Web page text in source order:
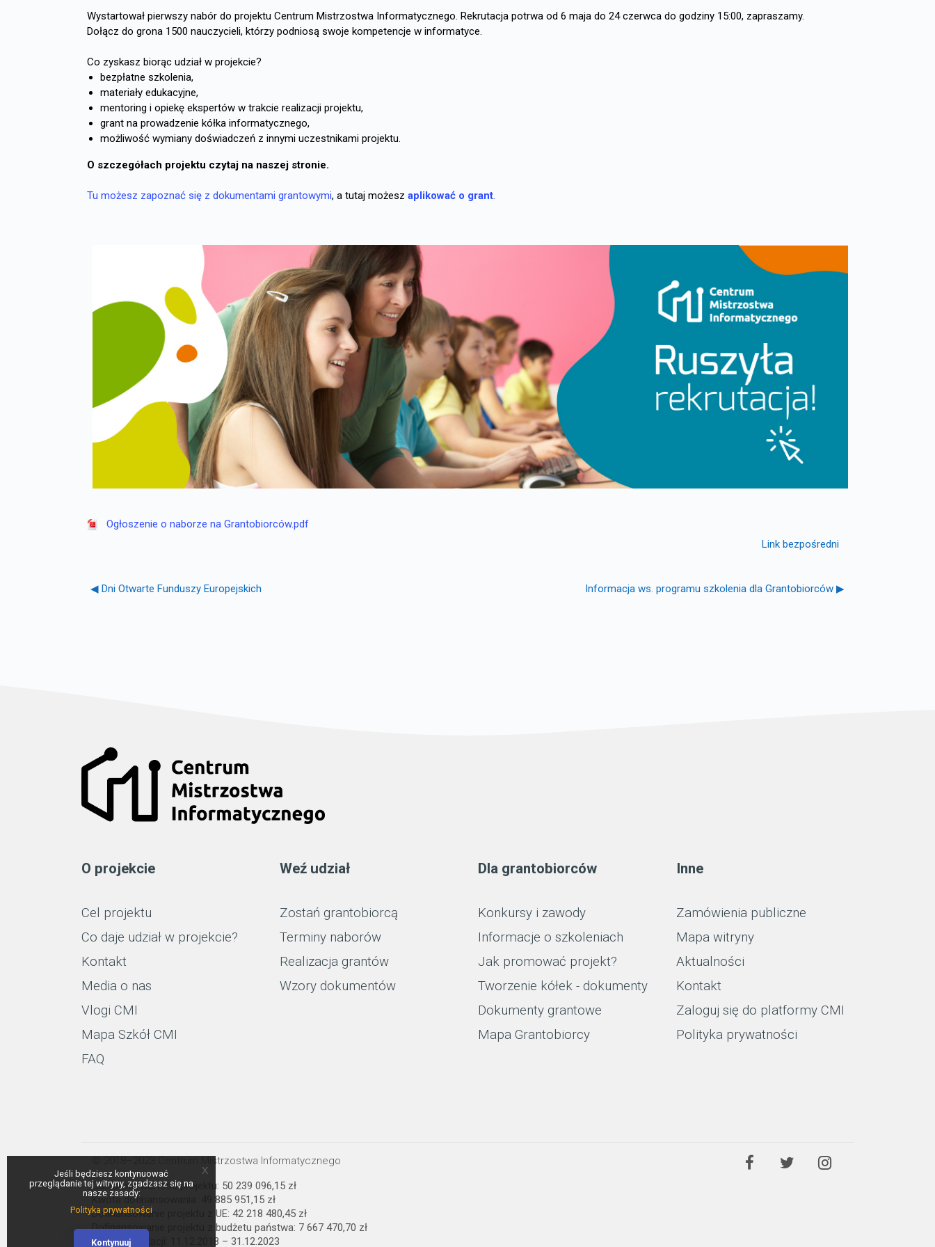
Wystartował pierwszy nabór do projektu Centrum Mistrzostwa Informatycznego. Rekrutacja potrwa od 6 maja do 24 czerwca do godziny 15:00, zapraszamy.
Dołącz do grona 1500 nauczycieli, którzy podniosą swoje kompetencje w informatyce.
Co zyskasz biorąc udział w projekcie?
bezpłatne szkolenia,
materiały edukacyjne,
mentoring i opiekę ekspertów w trakcie realizacji projektu,
grant na prowadzenie kółka informatycznego,
możliwość wymiany doświadczeń z innymi uczestnikami projektu.
O szczegółach projektu czytaj na naszej stronie.
Tu możesz zapoznać się z dokumentami grantowymi, a tutaj możesz aplikować o grant.
Ogłoszenie o naborze na Grantobiorców.pdf
Link bezpośredni
◀︎ Dni Otwarte Funduszy Europejskich Informacja ws. programu szkolenia dla Grantobiorców ▶︎
O projekcie
Cel projektu
Co daje udział w projekcie?
Kontakt
Media o nas
Vlogi CMI
Mapa Szkół CMI
FAQ
Weź udział
Zostań grantobiorcą
Terminy naborów
Realizacja grantów
Wzory dokumentów
Dla grantobiorców
Konkursy i zawody
Informacje o szkoleniach
Jak promować projekt?
Tworzenie kółek - dokumenty
Dokumenty grantowe
Mapa Grantobiorcy
Inne
Zamówienia publiczne
Mapa witryny
Aktualności
Kontakt
Zaloguj się do platformy CMI
Polityka prywatności
© 2018–2023 Centrum Mistrzostwa Informatycznego
Całkowita wartość projektu: 50 239 096,15 zł
Kwota dofinansowania: 49 885 951,15 zł
Dofinansowanie projektu z UE: 42 218 480,45 zł
Dofinansowanie projektu z budżetu państwa: 7 667 470,70 zł
Termin realizacji: 11.12.2018 – 31.12.2023
FacebookTwitterInstagram
Jeśli będziesz kontynuować
przeglądanie tej witryny, zgadzasz się na
nasze zasady:
Polityka prywatności
Kontynuuj
x